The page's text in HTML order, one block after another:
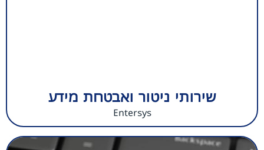
שירותי ניטור ואבטחת מידע
Entersys